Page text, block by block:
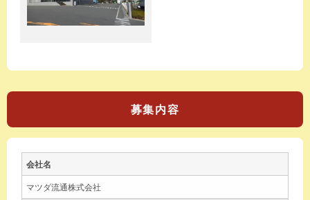
募集内容
会社名
マツダ流通株式会社